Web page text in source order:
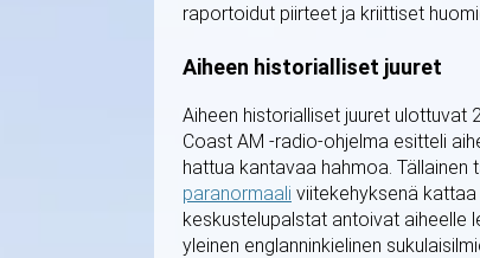
raportoidut piirteet ja kriittiset
Aiheen historialliset juuret
Aiheen historialliset juuret ulottuvat
Coast AM -radio-ohjelma esitteli
hattua kantavaa hahmoa.
paranormaali viitekehyksenä
keskustelupalstat antoivat aiheelle
yleinen englanninkielinen